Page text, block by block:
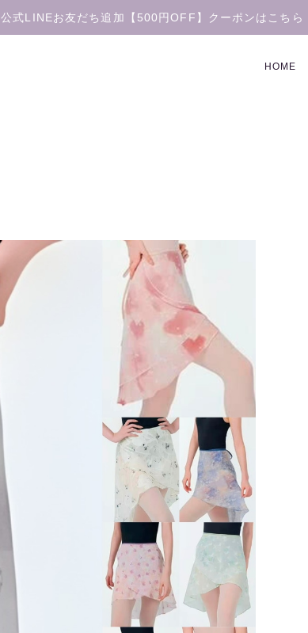
公式LINEお友だち追加【500円OFF】クーポンはこちら
HOME